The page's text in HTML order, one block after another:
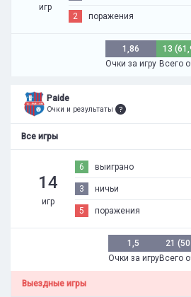
игр
2 поражения
1,86
Очки за игру
13
Всего
Paide
Очки и результаты
Все игры
14
игр
6 выиграно
3 ничьи
5 поражения
1,5
Очки за игру
21 (50
Всего
Выездные игры